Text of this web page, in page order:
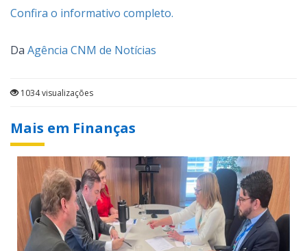
Confira o informativo completo.
Da Agência CNM de Notícias
1034 visualizações
Mais em Finanças